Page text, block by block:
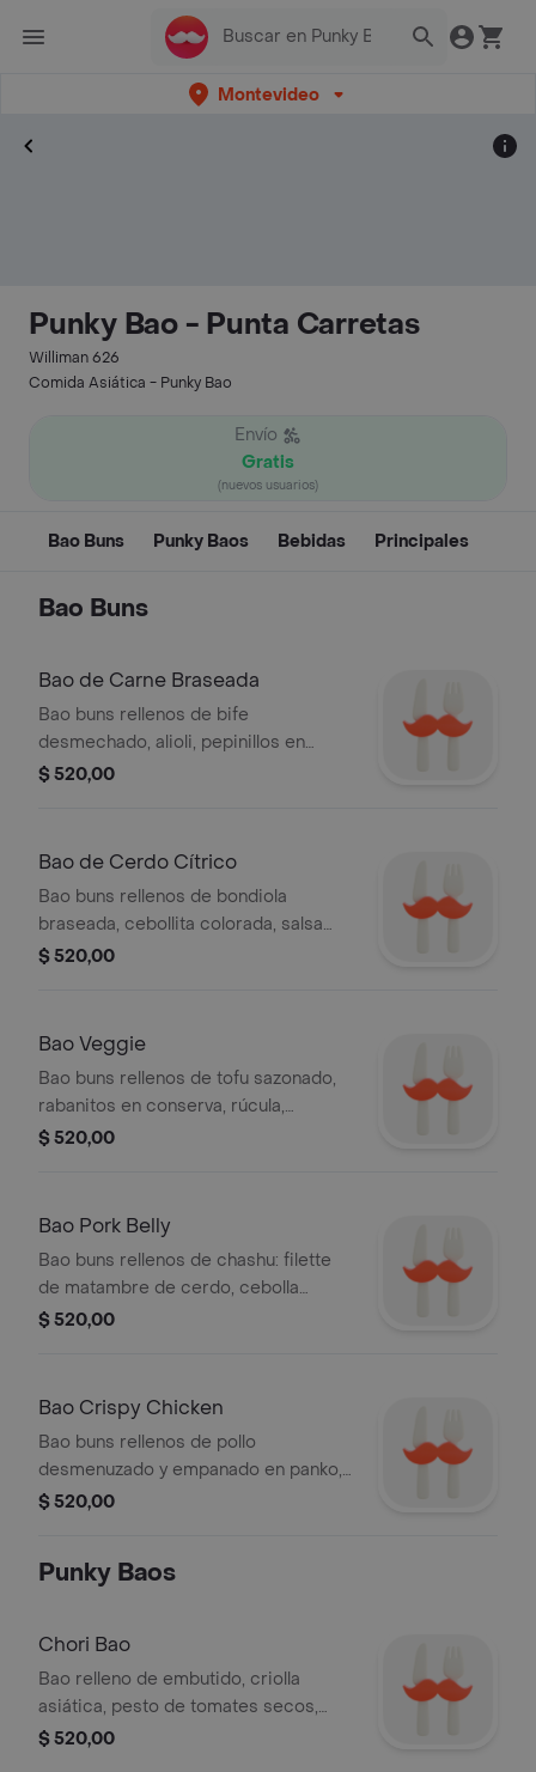
Montevideo
Punky Bao - Punta Carretas
Williman 626
Comida Asiática - Punky Bao
Envío
Gratis
(nuevos usuarios)
Bao Buns Punky Baos Bebidas Principales
Bao Buns
Bao de Carne Braseada
Bao buns rellenos de bife
desmechado, alioli, pepinillos en
conserva y cilantro por 2 unidades.
$ 520,00
Bao de Cerdo Cítrico
Bao buns rellenos de bondiola
braseada, cebollita colorada, salsa
cítrica, alioli y rúcula por 2 unidades.
$ 520,00
Bao Veggie
Bao buns rellenos de tofu sazonado,
rabanitos en conserva, rúcula,
cilantro, zanahoria, remolacha y alioli
$ 520,00
Bao Pork Belly
Bao buns rellenos de chashu: filette
de matambre de cerdo, cebolla
caramelizada, pepinillos en conserva
$ 520,00
Bao Crispy Chicken
Bao buns rellenos de pollo
desmenuzado y empanado en panko,
rúcula, zanahoria, mostaza y miel por 2
$ 520,00
Punky Baos
Chori Bao
Bao relleno de embutido, criolla
asiática, pesto de tomates secos,
rúcula y alioli por 2 unidades.
$ 520,00